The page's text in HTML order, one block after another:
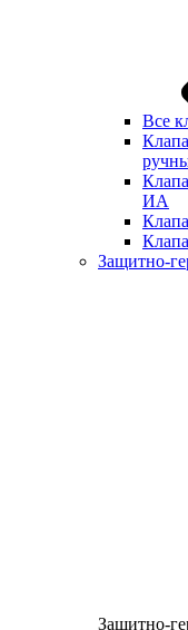
Все
ИА
Защитно-
Защитно-